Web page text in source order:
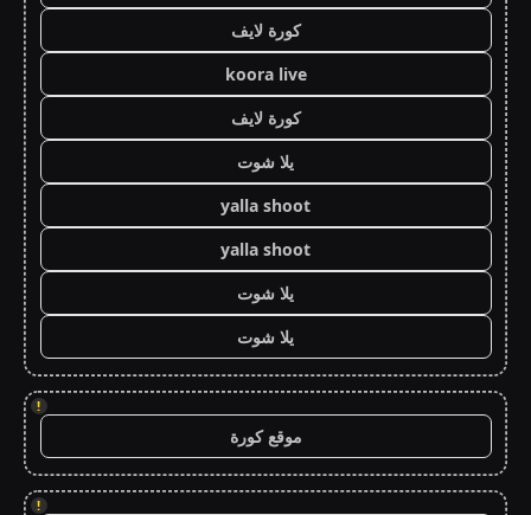
كورة لايف
koora live
كورة لايف
يلا شوت
yalla shoot
yalla shoot
يلا شوت
يلا شوت
!
موقع كورة
!